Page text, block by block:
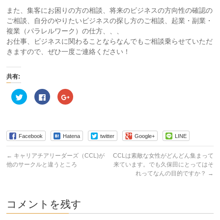
また、集客にお困りの方の相談、将来のビジネスの方向性の確認の
ご相談、自分のやりたいビジネスの探し方のご相談、起業・副業・
複業（パラレルワーク）の仕方、、、
お仕事、ビジネスに関わることならなんでもご相談乗らせていただ
きますので、ぜひ一度ご連絡ください！
共有:
ク
リ
Twitter
で
共
有
(新
し
い
で
開
き
Facebook
で
に
ク
リ
ッ
ク
し
(新
し
い
ク
リ
Google+
で
共
有
(新
し
い
で
開
き
Facebook Hatena twitter Google+ LINE
← キャリアチアリーダーズ（CCL)が
他のサークルと違うところ
CCLは素敵な女性がどんどん集まって
来ています。でも久保田にとってはそ
れってなんの目的ですか？ →
コメントを残す